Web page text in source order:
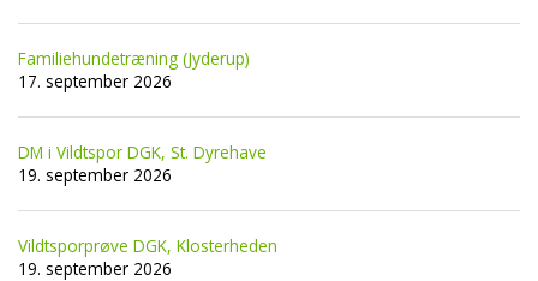
Familiehundetræning (Jyderup)
17. september 2026
DM i Vildtspor DGK, St. Dyrehave
19. september 2026
Vildtsporprøve DGK, Klosterheden
19. september 2026